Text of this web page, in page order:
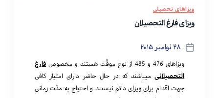
دسته‌ها
ویزاهای تحصیلی
ویزای فارغ التحصیلان
تاریخ
نوشته
۲۸ نوامبر ۲۰۱۵
ویزاهای 476 و 485 از نوع موقّت هستند و مخصوص
فارغ
التحصیلانی میباشند که در حال حاضر دارای امتیاز کافی
جهت اقدام برای ویزای دائم نیستند و احتیاج به مدّت زمانی